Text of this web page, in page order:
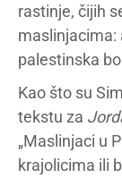
rastinje, čijih
maslinjacima:
palestinska
Kao što su
tekstu za
„Maslinjaci u
krajolicima ili